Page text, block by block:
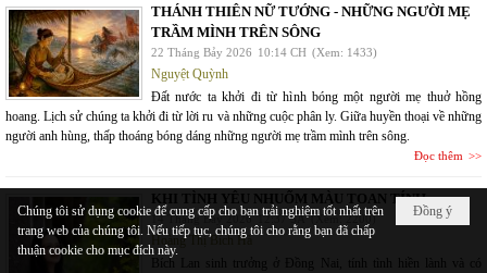
THÁNH THIÊN NỮ TƯỚNG - NHỮNG NGƯỜI MẸ
TRẦM MÌNH TRÊN SÔNG
22 Tháng Bảy 2026 10:14 CH (Xem: 1433)
Nguyệt Quỳnh
Đất nước ta khởi đi từ hình bóng một người mẹ thuở hồng
hoang. Lịch sử chúng ta khởi đi từ lời ru và những cuộc phân ly. Giữa huyền thoại về những
người anh hùng, thấp thoáng bóng dáng những người mẹ trầm mình trên sông.
Đọc thêm
KHI TÌNH YÊU NHUỐM MÀU TOAN TÍNH
14 Tháng Bảy 2026 12:37 SA (Xem: 2200)
Hoàng Thị Bích Hà
Bích Lan sinh trưởng ở Đồng Nai, tính tình hiền lành và có
Đồng ý
Chúng tôi sử dụng cookie để cung cấp cho bạn trải nghiệm tốt nhất trên
trang web của chúng tôi. Nếu tiếp tục, chúng tôi cho rằng bạn đã chấp
thuận cookie cho mục đích này.